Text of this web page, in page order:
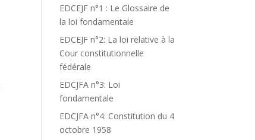
EDCEJF n°1 : Le Glossaire de
la loi fondamentale
EDCEJF n°2: La loi relative à la
Cour constitutionnelle
fédérale
EDCJFA n°3: Loi
fondamentale
EDCJFA n°4: Constitution du 4
octobre 1958